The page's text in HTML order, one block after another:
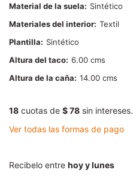
Material de la suela
Sintético
Materiales del interior Textil
Plantilla
Sintético
Altura del taco 6.00
Altura de la caña
14.00
18 cuotas de $ 78 sin intereses.
Ver todas las formas de pago
Recibelo entre hoy y lunes